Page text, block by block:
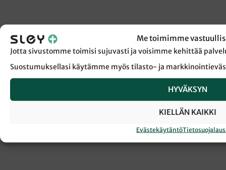
Me toimimme
Jotta sivustomme toimisi sujuvasti ja voisimme kehittää
Suostumuksellasi käytämme myös tilasto- ja
HYVÄKSYN
KIELLÄN KAIKKI
Evästekäytäntö